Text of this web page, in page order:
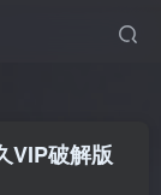
VIP破解版